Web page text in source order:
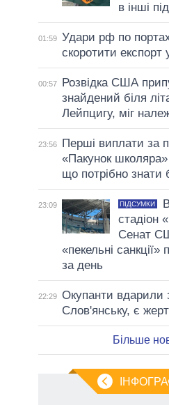
в інші
01:59 Удари рф по
скоротити експорт
00:57
Розвідка США
знайдений біля
Лейпцигу, міг
23:56
Перші виплати за
«Пакунок
що потрібно знати
23:09 ПІДСУМКИ
стадіон
Сенат
«пекельні
за день
22:29 Окупанти вдарили
Слов'янську, є
Більше